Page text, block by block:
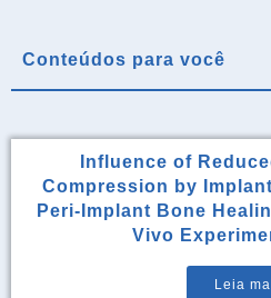
Conteúdos para você
Influence of
Compression by
Peri-Implant Bone
Vivo
Leia